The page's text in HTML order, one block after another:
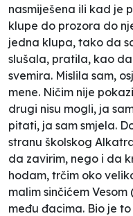
nasmiješena ili kad je
klupe do prozora do
jedna klupa, tako da
slušala, pratila, kao
svemira. Mislila sam,
mene. Ničim nije
drugi nisu mogli, ja
pitati, ja sam smjela.
stranu školskog
da zavirim, nego i da
hodam, trčim oko
malim sinčićem
među đacima. Bio je